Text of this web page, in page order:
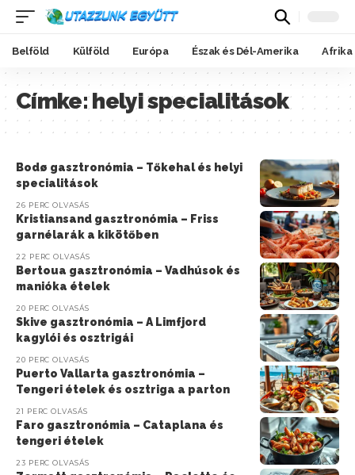
Belföld Külföld Európa Észak és Dél-Amerika Afrika
Címke:helyi specialitások
Bodø gasztronómia – Tőkehal és helyi
specialitások
26 PERC OLVASÁS
Kristiansand gasztronómia – Friss
garnélarák a kikötőben
22 PERC OLVASÁS
Bertoua gasztronómia – Vadhúsok és
manióka ételek
20 PERC OLVASÁS
Skive gasztronómia – A Limfjord
kagylói és osztrigái
20 PERC OLVASÁS
Puerto Vallarta gasztronómia –
Tengeri ételek és osztriga a parton
21 PERC OLVASÁS
Faro gasztronómia – Cataplana és
tengeri ételek
23 PERC OLVASÁS